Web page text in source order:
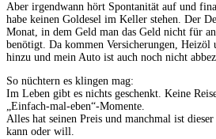
Aber irgendwann hört Spontanität auf und
habe keinen Goldesel im Keller stehen. Der
Monat, in dem Geld man das Geld nicht für
benötigt. Da kommen Versicherungen, Heizöl
hinzu und mein Auto ist auch noch nicht
So nüchtern es klingen mag:
Im Leben gibt es nichts geschenkt. Keine
„Einfach-mal-eben“-Momente.
Alles hat seinen Preis und manchmal ist
kann oder will.